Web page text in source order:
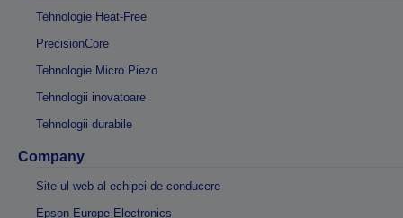
Tehnologie Heat-Free
PrecisionCore
Tehnologie Micro Piezo
Tehnologii inovatoare
Tehnologii durabile
Company
Site-ul web al echipei de conducere
Epson Europe Electronics